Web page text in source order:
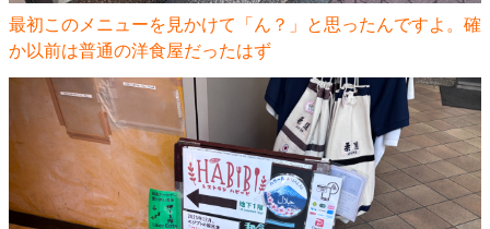
最初このメニューを見かけて「ん？」と思ったんですよ。確
か以前は普通の洋食屋だったはず